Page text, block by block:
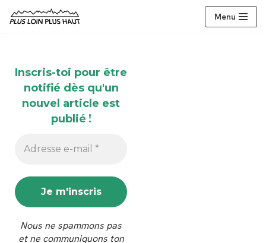
Menu
Inscris-toi pour être
notifié dès qu'un
nouvel article est
publié !
Nous ne spammons pas
et ne communiquons ton